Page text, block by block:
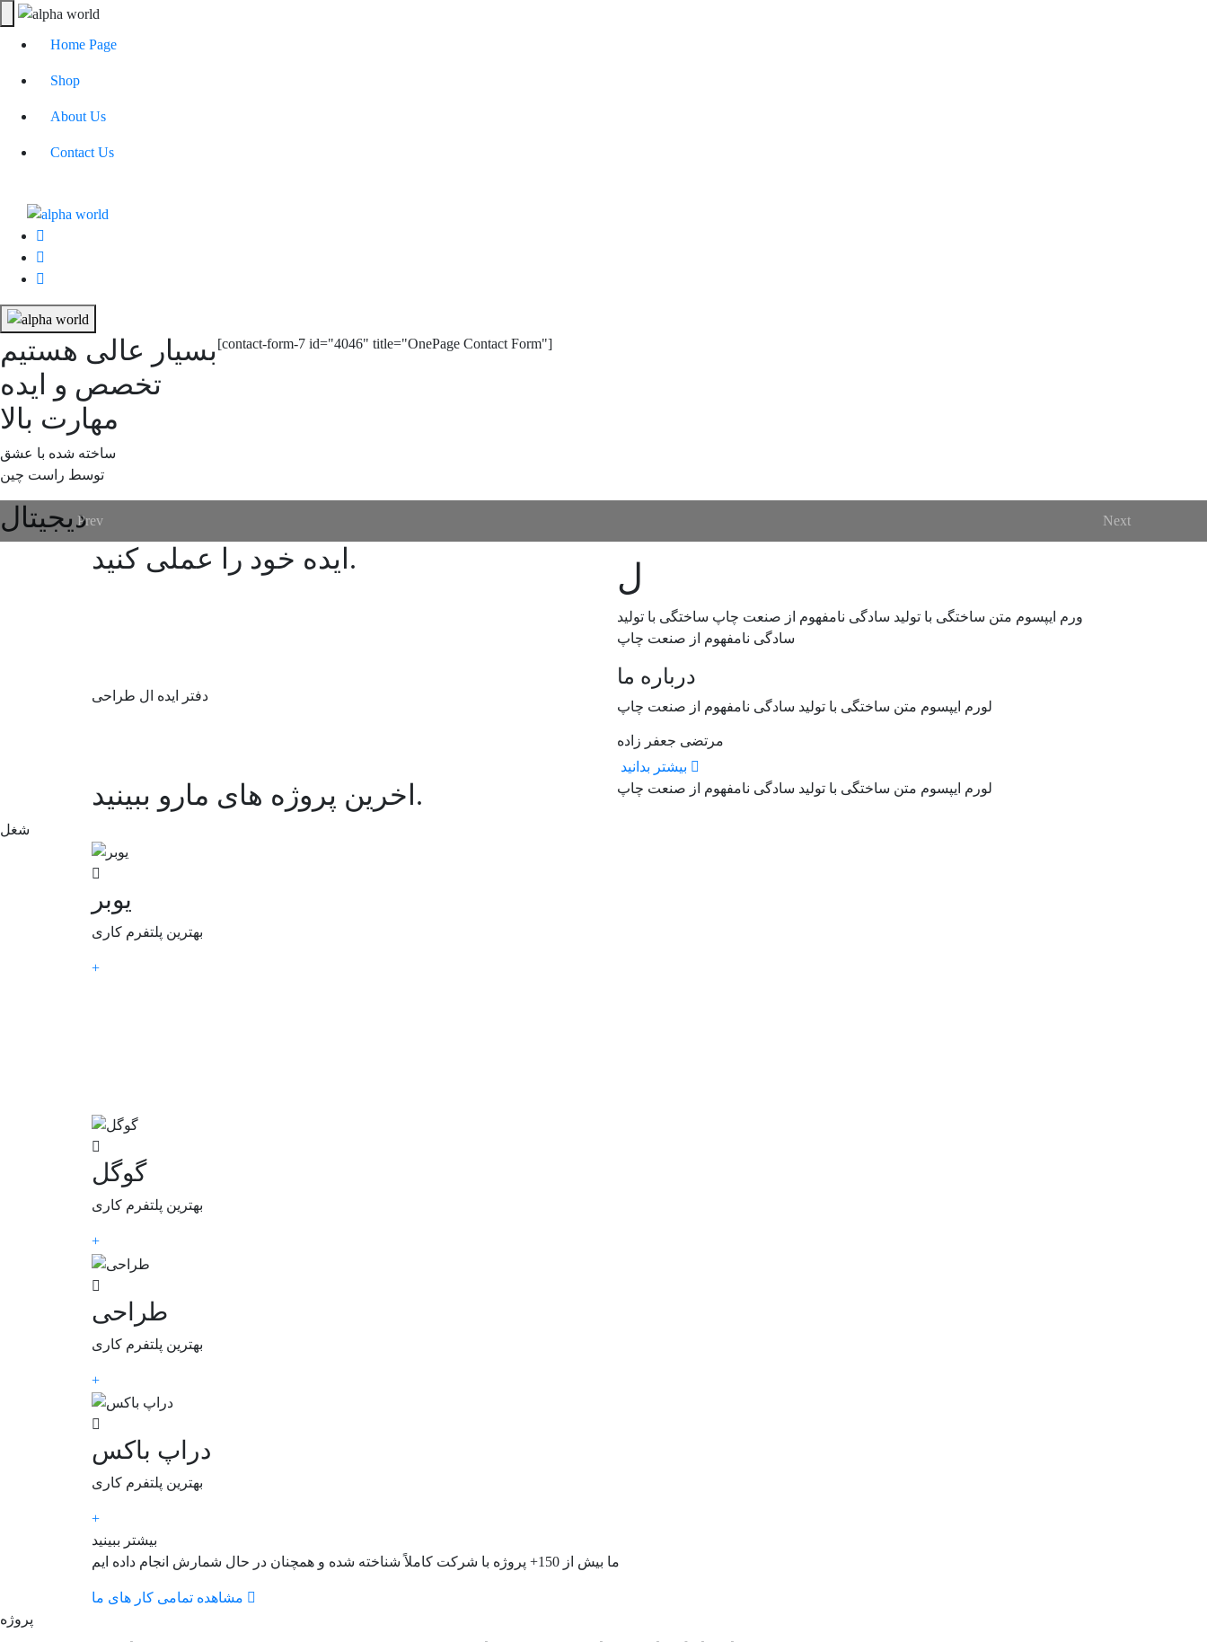
Home Page
Shop
About Us
Contact Us
بسیار عالی هستیم
تخصص و ایده
مهارت بالا
[contact-form-7 id="4046" title="OnePage Contact Form"]
ساخته شده با عشق
توسط راست چین
دیجیتال Next
Next
Prev
Prev
ایده خود را عملی کنید . ل
ورم ایپسوم متن ساختگی با تولید سادگی نامفهوم از صنعت چاپ ساختگی با تولید
سادگی نامفهوم از صنعت چاپ
دفتر ایده ال طراحی
درباره ما
لورم ایپسوم متن ساختگی با تولید سادگی نامفهوم از صنعت چاپ
مرتضی جعفر زاده
اخرین پروژه های مارو ببینید. لورم ایپسوم متن ساختگی با تولید سادگی نامفهوم از صنعت چاپ
شغل
یوبر
بهترین پلتفرم کاری
+
گوگل
بهترین پلتفرم کاری
+
طراحی
بهترین پلتفرم کاری
+
دراپ باکس
بهترین پلتفرم کاری
+
بیشتر ببینید
ما بیش از 150+ پروژه با شرکت کاملاً شناخته شده و همچنان در حال شمارش انجام داده ایم
پروژه